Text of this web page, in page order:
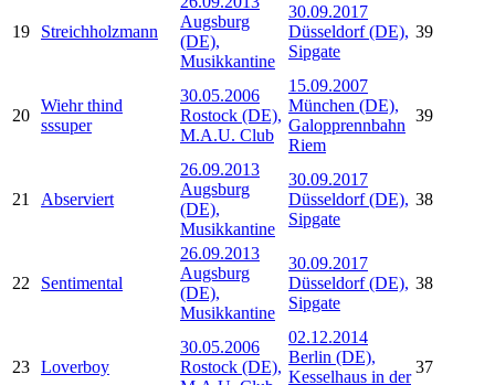
19 Streichholzmann
Augsburg
(DE),
Musikkantine
30.09.2017
Düsseldorf (DE),
Sipgate
39
20
Wiehr thind
sssuper
30.05.2006
Rostock (DE),
M.A.U. Club
15.09.2007
München (DE),
Galopprennbahn
Riem
39
21 Abserviert
26.09.2013
Augsburg
(DE),
Musikkantine
30.09.2017
Düsseldorf (DE),
Sipgate
38
22 Sentimental
26.09.2013
Augsburg
(DE),
Musikkantine
30.09.2017
Düsseldorf (DE),
Sipgate
38
23 Loverboy
30.05.2006
Rostock (DE),
02.12.2014
Berlin (DE),
Kesselhaus in der
37